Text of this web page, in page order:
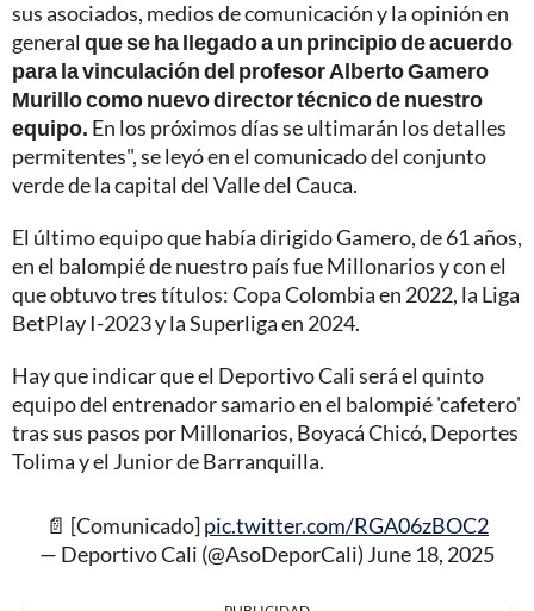
sus asociados, medios de comunicación y la opinión en
general que se ha llegado a un principio de acuerdo
para la vinculación del profesor Alberto Gamero
Murillo como nuevo director técnico de nuestro
equipo. En los próximos días se ultimarán los detalles
permitentes", se leyó en el comunicado del conjunto
verde de la capital del Valle del Cauca.
El último equipo que había dirigido Gamero, de 61 años,
en el balompié de nuestro país fue Millonarios y con el
que obtuvo tres títulos: Copa Colombia en 2022, la Liga
BetPlay I-2023 y la Superliga en 2024.
Hay que indicar que el Deportivo Cali será el quinto
equipo del entrenador samario en el balompié 'cafetero'
tras sus pasos por Millonarios, Boyacá Chicó, Deportes
Tolima y el Junior de Barranquilla.
📄 [Comunicado]pic.twitter.com/RGA06zBOC2
— Deportivo Cali (@AsoDeporCali) June 18, 2025